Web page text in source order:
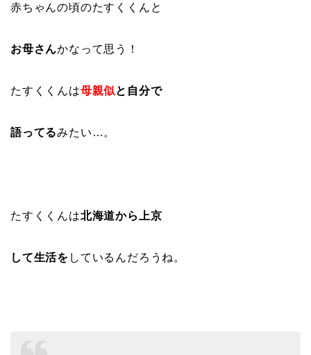
赤ちゃんの頃のたすくくんと
お母さんかなって思う！
たすくくんは母親似と自分で
語ってるみたい…。
たすくくんは北海道から上京
して生活を しているんだろうね。